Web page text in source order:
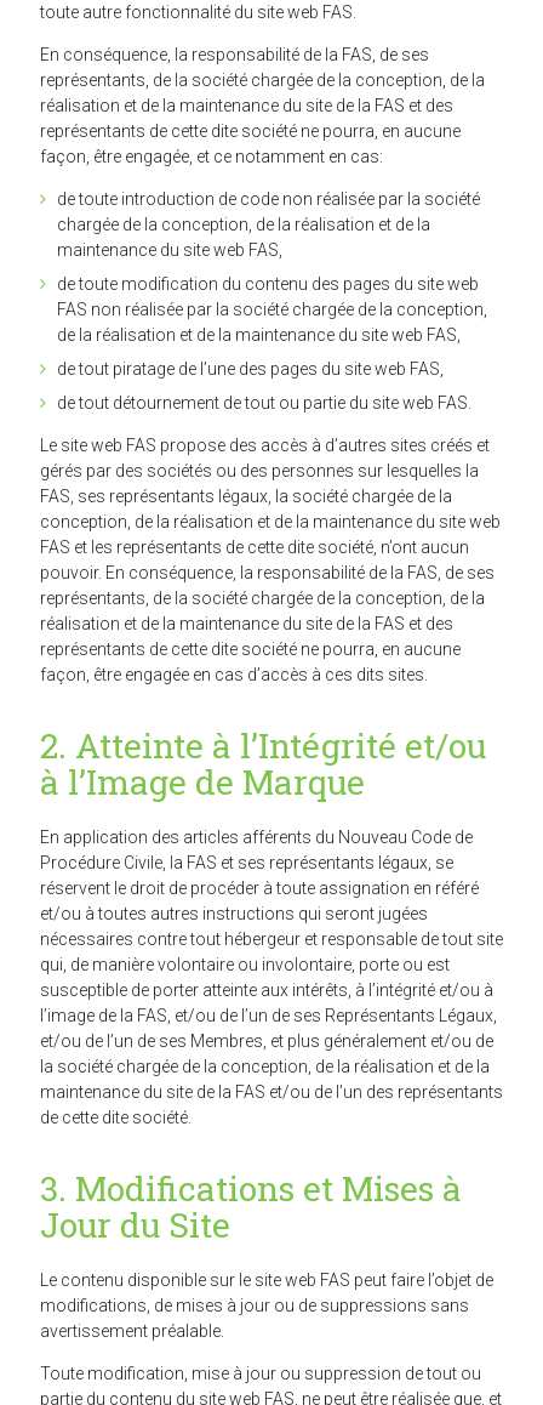
toute autre fonctionnalité du site web FAS.
En conséquence, la responsabilité de la FAS, de ses
représentants, de la société chargée de la conception, de la
réalisation et de la maintenance du site de la FAS et des
représentants de cette dite société ne pourra, en aucune
façon, être engagée, et ce notamment en cas:
de toute introduction de code non réalisée par la société
chargée de la conception, de la réalisation et de la
maintenance du site web FAS,
de toute modification du contenu des pages du site web
FAS non réalisée par la société chargée de la conception,
de la réalisation et de la maintenance du site web FAS,
de tout piratage de l’une des pages du site web FAS,
de tout détournement de tout ou partie du site web FAS.
Le site web FAS propose des accès à d’autres sites créés et
gérés par des sociétés ou des personnes sur lesquelles la
FAS, ses représentants légaux, la société chargée de la
conception, de la réalisation et de la maintenance du site web
FAS et les représentants de cette dite société, n’ont aucun
pouvoir. En conséquence, la responsabilité de la FAS, de ses
représentants, de la société chargée de la conception, de la
réalisation et de la maintenance du site de la FAS et des
représentants de cette dite société ne pourra, en aucune
façon, être engagée en cas d’accès à ces dits sites.
2. Atteinte à l’Intégrité et/ou
à l’Image de Marque
En application des articles afférents du Nouveau Code de
Procédure Civile, la FAS et ses représentants légaux, se
réservent le droit de procéder à toute assignation en référé
et/ou à toutes autres instructions qui seront jugées
nécessaires contre tout hébergeur et responsable de tout site
qui, de manière volontaire ou involontaire, porte ou est
susceptible de porter atteinte aux intérêts, à l’intégrité et/ou à
l’image de la FAS, et/ou de l’un de ses Représentants Légaux,
et/ou de l’un de ses Membres, et plus généralement et/ou de
la société chargée de la conception, de la réalisation et de la
maintenance du site de la FAS et/ou de l’un des représentants
de cette dite société.
3. Modifications et Mises à
Jour du Site
Le contenu disponible sur le site web FAS peut faire l’objet de
modifications, de mises à jour ou de suppressions sans
avertissement préalable.
Toute modification, mise à jour ou suppression de tout ou
partie du contenu du site web FAS, ne peut être réalisée que, et